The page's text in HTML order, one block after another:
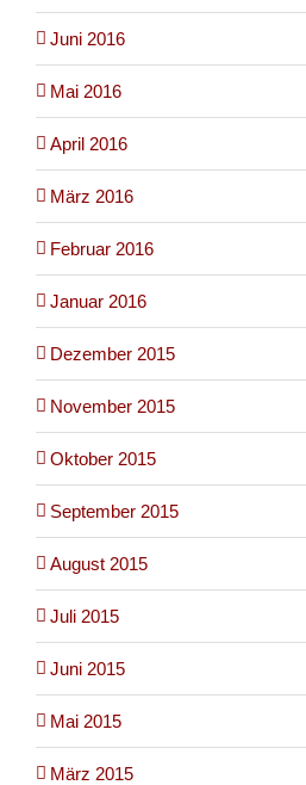
Juni 2016
Mai 2016
April 2016
März 2016
Februar 2016
Januar 2016
Dezember 2015
November 2015
Oktober 2015
September 2015
August 2015
Juli 2015
Juni 2015
Mai 2015
März 2015